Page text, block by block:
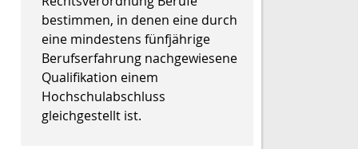
bestimmen, in denen eine durch
eine mindestens fünfjährige
Berufserfahrung nachgewiesene
Qualifikation einem
Hochschulabschluss
gleichgestellt ist.